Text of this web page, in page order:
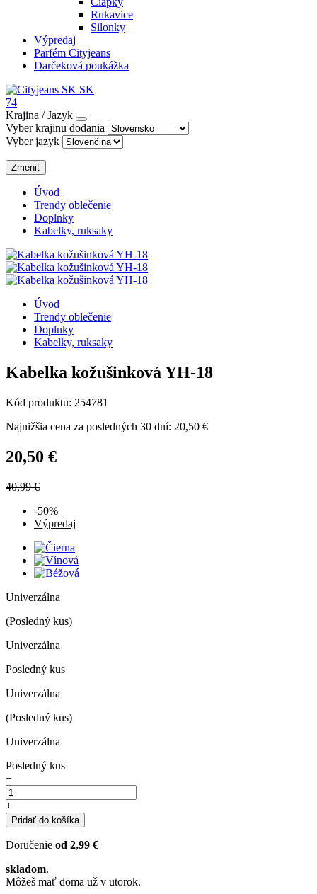
Rukavice
Silonky
Výpredaj
Parfém Cityjeans
Darčeková poukážka
SK
74
Krajina / Jazyk
Vyber krajinu dodania
Vyber jazyk
Zmeniť
Úvod
Trendy oblečenie
Doplnky
Kabelky, ruksaky
Úvod
Trendy oblečenie
Doplnky
Kabelky, ruksaky
Kabelka kožušinková YH-18
Kód produktu: 254781
Najnižšia cena za posledných 30 dní: 20,50 €
20,50 €
40,99 €
-50%
Výpredaj
Univerzálna
(Posledný kus)
Univerzálna
Posledný kus
Univerzálna
(Posledný kus)
Univerzálna
Posledný kus
−
+
Pridať do košíka
Doručenie od 2,99 €
skladom.
Môžeš mať doma už v utorok.